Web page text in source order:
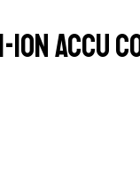
Ion accu